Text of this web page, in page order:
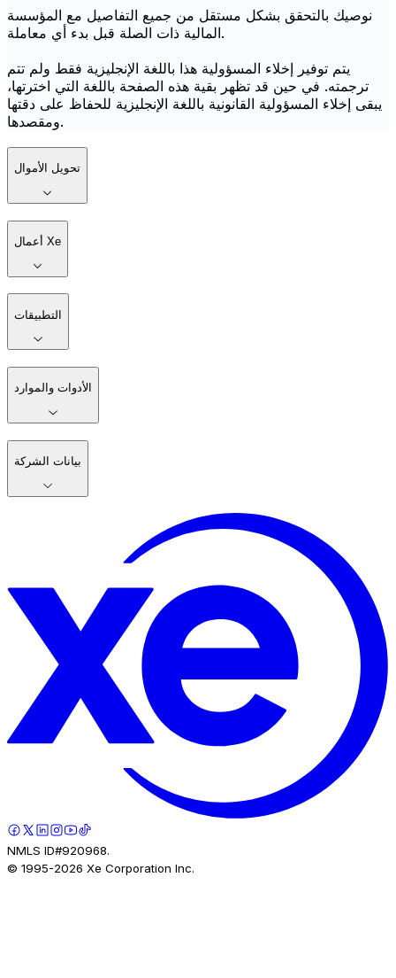
نوصيك بالتحقق بشكل مستقل من جميع التفاصيل مع المؤسسة
المالية ذات الصلة قبل بدء أي معاملة.
يتم توفير إخلاء المسؤولية هذا باللغة الإنجليزية فقط ولم تتم
ترجمته. في حين قد تظهر بقية هذه الصفحة باللغة التي اخترتها،
يبقى إخلاء المسؤولية القانونية باللغة الإنجليزية للحفاظ على دقتها
ومقصدها.
تحويل الأموال
أعمال Xe
التطبيقات
الأدوات والموارد
بيانات الشركة
NMLS ID#920968.
© 1995-2026 Xe Corporation Inc.